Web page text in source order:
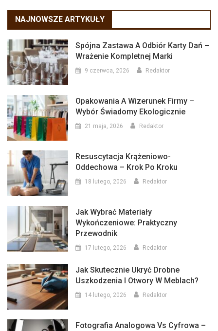
NAJNOWSZE ARTYKUŁY
Spójna Zastawa A Odbiór Karty Dań –
Wrażenie Kompletnej Marki
9 czerwca, 2026 Redaktor
Opakowania A Wizerunek Firmy –
Wybór Świadomy Ekologicznie
21 maja, 2026 Redaktor
Resuscytacja Krążeniowo-
Oddechowa – Krok Po Kroku
18 lutego, 2026 Redaktor
Jak Wybrać Materiały
Wykończeniowe: Praktyczny
Przewodnik
17 lutego, 2026 Redaktor
Jak Skutecznie Ukryć Drobne
Uszkodzenia I Otwory W Meblach?
14 lutego, 2026 Redaktor
Fotografia Analogowa Vs Cyfrowa –